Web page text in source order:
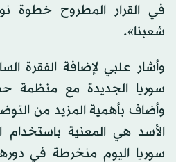
في القرار المطروح خطوة
شعبنا».
وأشار علبي لإضافة الفقرة
سوريا الجديدة مع منظمة
وأضاف بأهمية المزيد من
الأسد هي المعنية باستخدام
سوريا اليوم منخرطة في دورها